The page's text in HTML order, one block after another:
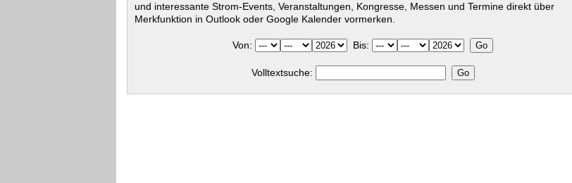
und interessante Strom-Events, Veranstaltungen, Kongresse, Messen und Termine direkt über
Merkfunktion in Outlook oder Google Kalender vormerken.
Von: Bis:
Volltextsuche: